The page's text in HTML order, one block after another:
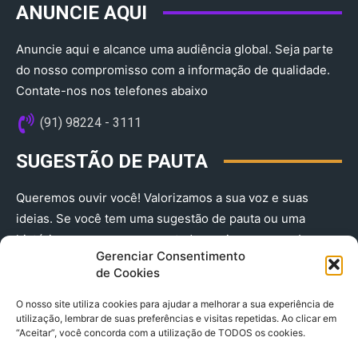
Gerenciar Consentimento
de Cookies
O nosso site utiliza cookies para ajudar a melhorar a sua experiência de
utilização, lembrar de suas preferências e visitas repetidas. Ao clicar em
“Aceitar”, você concorda com a utilização de TODOS os cookies.
ANUNCIE AQUI
Anuncie aqui e alcance uma audiência global. Seja parte
do nosso compromisso com a informação de qualidade.
Contate-nos nos telefones abaixo
(91) 98224 - 3111
SUGESTÃO DE PAUTA
Queremos ouvir você! Valorizamos a sua voz e suas
ideias. Se você tem uma sugestão de pauta ou uma
história que merece ser contada, envie-nos agora!
(91) 98224 - 3111